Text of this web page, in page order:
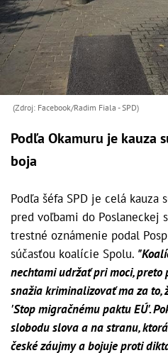
(Zdroj: Facebook/Radim Fiala - SPD)
Podľa Okamuru je kauza
boja
Podľa šéfa SPD je celá
pred voľbami do Poslaneckej
trestné oznámenie podal
súčasťou koalície Spolu.
nechtami udržať pri moci, preto
snažia kriminalizovať ma za to,
'Stop migračnému paktu EÚ'.
slobodu slova a na stranu,
české záujmy a bojuje proti